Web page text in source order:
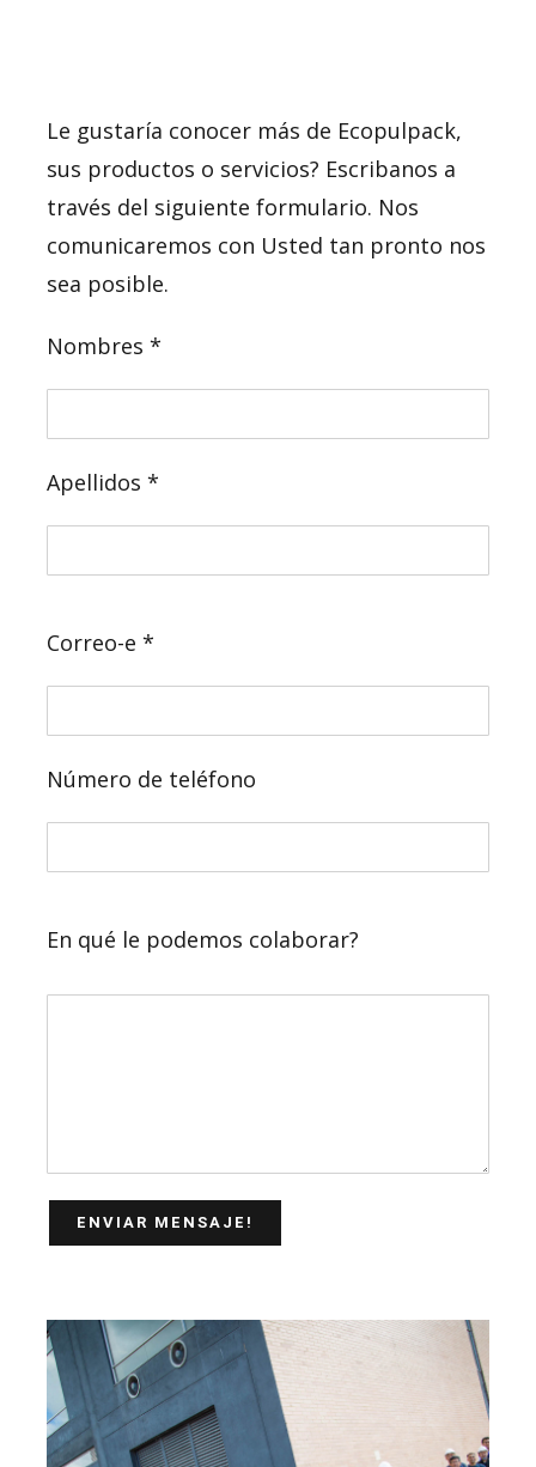
Le gustaría conocer más de Ecopulpack,
sus productos o servicios? Escribanos a
través del siguiente formulario. Nos
comunicaremos con Usted tan pronto nos
sea posible.
Nombres *
Apellidos *
Correo-e *
Número de teléfono
En qué le podemos colaborar?